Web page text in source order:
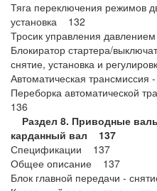
Тяга переключения режимов
установка 132
Тросик управления
Блокиратор стартера/
снятие, установка и
Автоматическая
Переборка автоматической
136
Раздел 8. Приводные
карданный вал 137
Спецификации 137
Общее описание 137
Блок главной передачи -